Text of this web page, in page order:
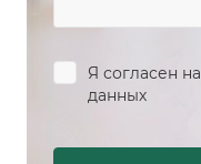
Я согласен на
данных